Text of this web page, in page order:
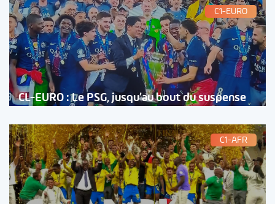
C1-EURO
CL-EURO : Le PSG, jusqu’au bout du suspense
C1-AFR